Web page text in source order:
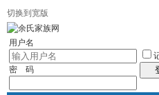
切换到宽版
用户名
密 码